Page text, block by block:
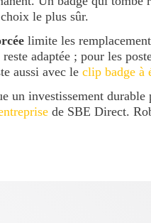
le plus sûr.
limite les
reste adaptée ; pour les
aussi avec le clip badge à
un investissement
de SBE Direct.